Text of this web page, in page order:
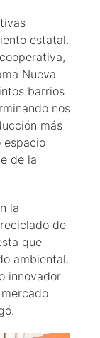
estatal.
Nueva
barrios
nos
más
espacio
de la
la
de
que
ambiental.
innovador